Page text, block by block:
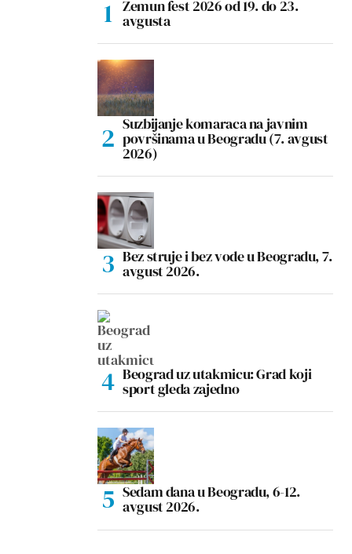
Zemun fest 2026 od 19. do 23.
avgusta
Suzbijanje komaraca na javnim
površinama u Beogradu (7. avgust
2026)
Bez struje i bez vode u Beogradu, 7.
avgust 2026.
Beograd uz utakmicu: Grad koji
sport gleda zajedno
Sedam dana u Beogradu, 6-12.
avgust 2026.